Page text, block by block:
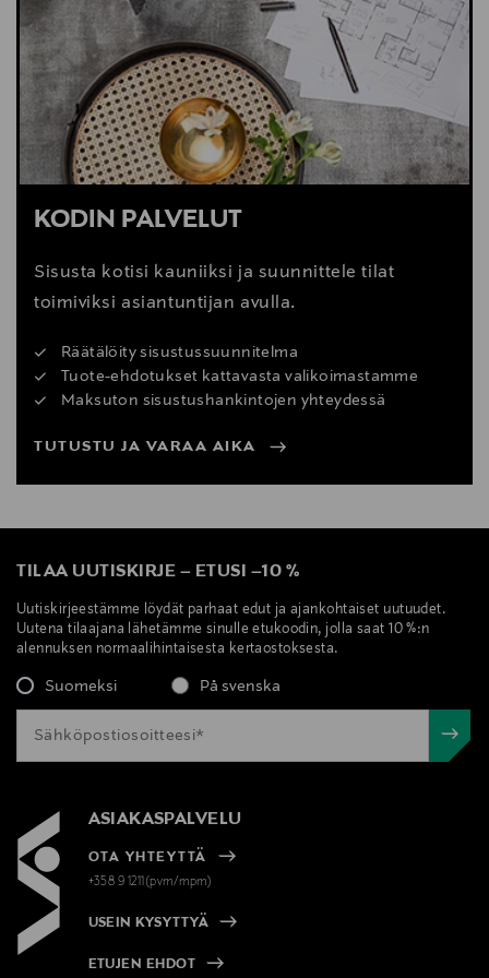
Digitaalinen osoite
support@gazzda.com/customerservice@vepsalainen.com
KODIN PALVELUT
Sisusta kotisi kauniiksi ja suunnittele tilat
toimiviksi asiantuntijan avulla.
Räätälöity sisustussuunnitelma
Tuote-ehdotukset kattavasta valikoimastamme
Maksuton sisustushankintojen yhteydessä
TUTUSTU JA VARAA AIKA
TILAA UUTISKIRJE – ETUSI –10 %
Uutiskirjeestämme löydät parhaat edut ja ajankohtaiset uutuudet.
Uutena tilaajana lähetämme sinulle etukoodin, jolla saat 10 %:n
alennuksen normaalihintaisesta kertaostoksesta.
Suomeksi På svenska
ASIAKASPALVELU
OTA YHTEYTTÄ
+358 9 1211(pvm/mpm)
USEIN KYSYTTYÄ
ETUJEN EHDOT